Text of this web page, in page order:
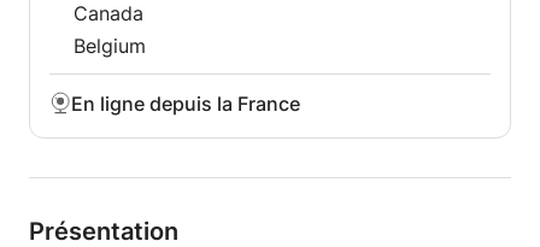
Canada
Belgium
En ligne depuis la France
Présentation